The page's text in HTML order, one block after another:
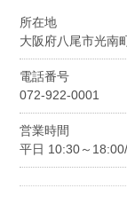
所在地
大阪府八尾市光南
電話番号
072-922-0001
営業時間
平日 10:30～